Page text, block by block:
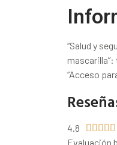
“Salud y
mascarilla”:
“Acceso
4.8     
Evaluación